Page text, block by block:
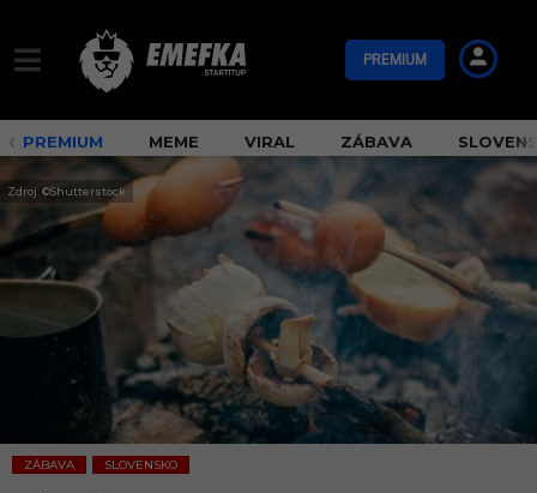
PREMIUM
PREMIUM MEME VIRAL ZÁBAVA
Zdroj: ©Shutterstock
ZÁBAVA
,
SLOVENSKO